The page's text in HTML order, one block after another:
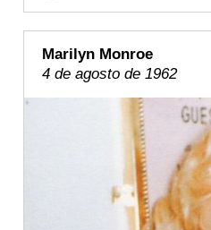
Marilyn Monroe
4 de agosto de 1962